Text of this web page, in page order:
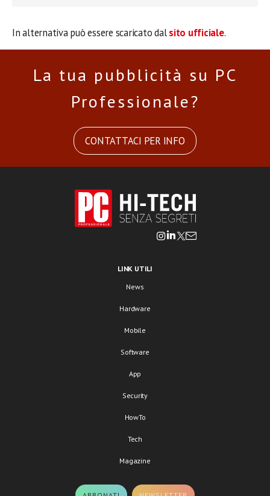
In alternativa può essere scaricato dalsito ufficiale.
La tua pubblicità su PC
Professionale?
CONTATTACI PER INFO
LINK UTILI
News
Hardware
Mobile
Software
App
Security
HowTo
Tech
Magazine